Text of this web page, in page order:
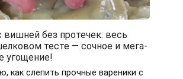
вишней без протечек: весь
тесте — сочное и мега-
угощение!
как слепить прочные вареники с